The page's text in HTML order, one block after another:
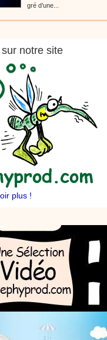
gré d’une...
notre site
plus !